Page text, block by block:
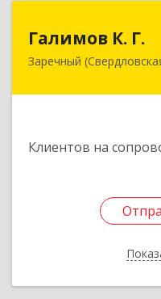
Галимов К. Г.
Заречный
Клиентов на
Свердловская обл,